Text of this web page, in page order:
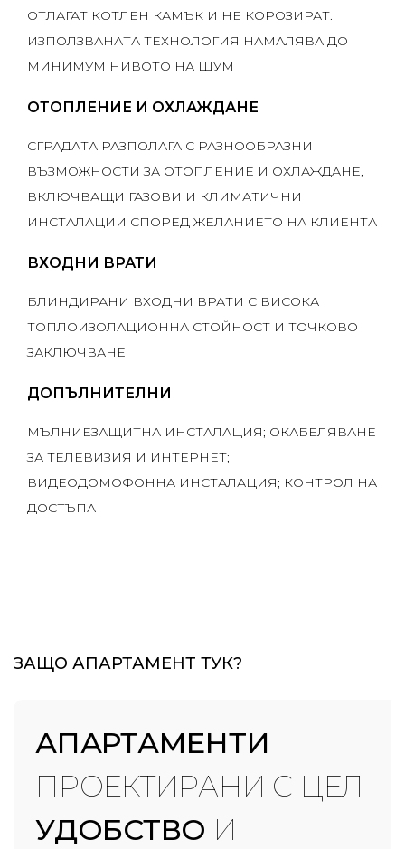
ОТЛАГАТ КОТЛЕН КАМЪК И НЕ КОРОЗИРАТ.
ИЗПОЛЗВАНАТА ТЕХНОЛОГИЯ НАМАЛЯВА ДО
МИНИМУМ НИВОТО НА ШУМ
ОТОПЛЕНИЕ И ОХЛАЖДАНЕ
СГРАДАТА РАЗПОЛАГА С РАЗНООБРАЗНИ
ВЪЗМОЖНОСТИ ЗА ОТОПЛЕНИЕ И ОХЛАЖДАНЕ,
ВКЛЮЧВАЩИ ГАЗОВИ И КЛИМАТИЧНИ
ИНСТАЛАЦИИ СПОРЕД ЖЕЛАНИЕТО НА КЛИЕНТА
ВХОДНИ ВРАТИ
БЛИНДИРАНИ ВХОДНИ ВРАТИ С ВИСОКА
ТОПЛОИЗОЛАЦИОННА СТОЙНОСТ И ТОЧКОВО
ЗАКЛЮЧВАНЕ
ДОПЪЛНИТЕЛНИ
МЪЛНИЕЗАЩИТНА ИНСТАЛАЦИЯ; ОКАБЕЛЯВАНЕ
ЗА ТЕЛЕВИЗИЯ И ИНТЕРНЕТ;
ВИДЕОДОМОФОННА ИНСТАЛАЦИЯ; КОНТРОЛ НА
ДОСТЪПА
ЗАЩО АПАРТАМЕНТ ТУК?
АПАРТАМЕНТИ
ПРОЕКТИРАНИ С ЦЕЛ
УДОБСТВО И